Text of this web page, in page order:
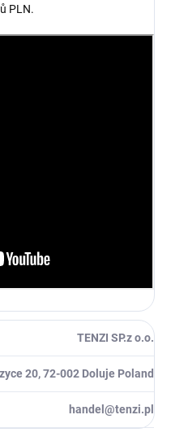
PLN.
TENZI SP.z o.o.
20, 72-002 Doluje Poland
handel@tenzi.pl